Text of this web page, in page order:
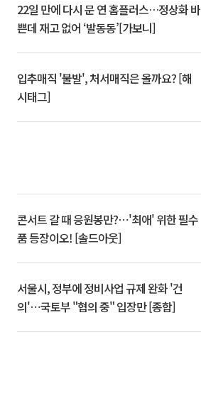
22일 만에 다시 문 연 홈플러스…정상화 바
쁜데 재고 없어 ‘발동동’[가보니]
입추매직 '불발', 처서매직은 올까요? [해
시태그]
콘서트 갈 때 응원봉만?⋯'최애' 위한 필수
품 등장이오! [솔드아웃]
서울시, 정부에 정비사업 규제 완화 '건
의'⋯국토부 "협의 중" 입장만 [종합]